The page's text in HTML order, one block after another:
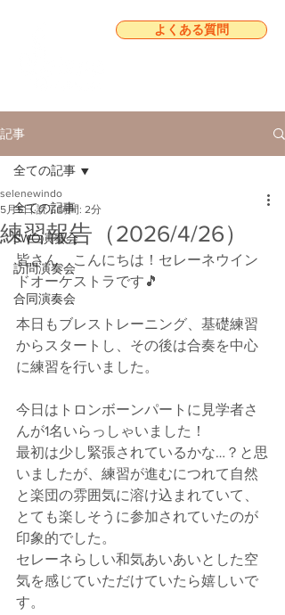
よくある質問
記事
全ての記事
SWO演奏会
訪問演奏会
合同演奏会
全ての記事
練習報告（2026/4/26）
selenewindo
5月5日 読了時間: 2分
皆さん、こんにちは！セレーネウイン
ドオーケストラです🎵
本日もブレストレーニング、基礎練習
からスタートし、その後は合奏を中心
に練習を行いました。
今日はトロンボーンパートに見学者さ
んが1名いらっしゃいました！
最初は少し緊張されているかな…？と思
いましたが、練習が進むにつれて自然
と楽団の雰囲気に溶け込まれていて、
とても楽しそうに参加されていたのが
印象的でした。
セレーネらしい和気あいあいとした空
気を感じていただけていたら嬉しいで
す。